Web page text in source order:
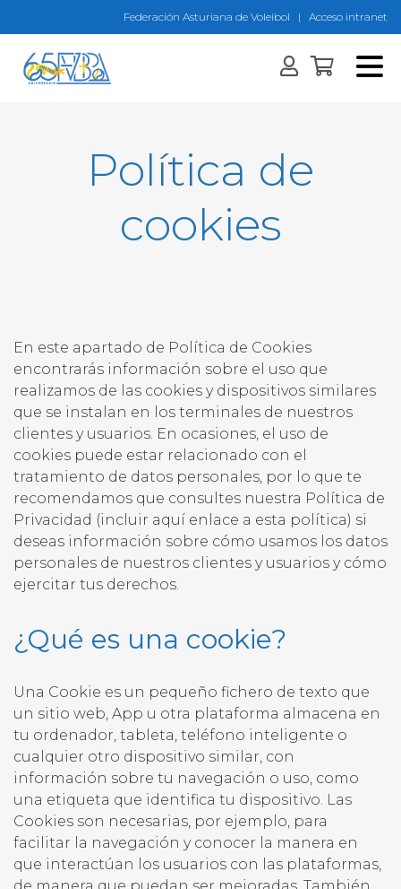
Federación Asturiana de Voleibol | Acceso intranet
Política de
cookies
En este apartado de Política de Cookies
encontrarás información sobre el uso que
realizamos de las cookies y dispositivos similares
que se instalan en los terminales de nuestros
clientes y usuarios. En ocasiones, el uso de
cookies puede estar relacionado con el
tratamiento de datos personales, por lo que te
recomendamos que consultes nuestra Política de
Privacidad (incluir aquí enlace a esta política) si
deseas información sobre cómo usamos los datos
personales de nuestros clientes y usuarios y cómo
ejercitar tus derechos.
¿Qué es una cookie?
Una Cookie es un pequeño fichero de texto que
un sitio web, App u otra plataforma almacena en
tu ordenador, tableta, teléfono inteligente o
cualquier otro dispositivo similar, con
información sobre tu navegación o uso, como
una etiqueta que identifica tu dispositivo. Las
Cookies son necesarias, por ejemplo, para
facilitar la navegación y conocer la manera en
que interactúan los usuarios con las plataformas,